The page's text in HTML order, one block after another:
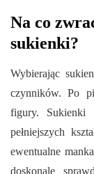
Na co
sukienki?
Wybierając
czynników. Po
figury.
pełniejszych
ewentualne
doskonale